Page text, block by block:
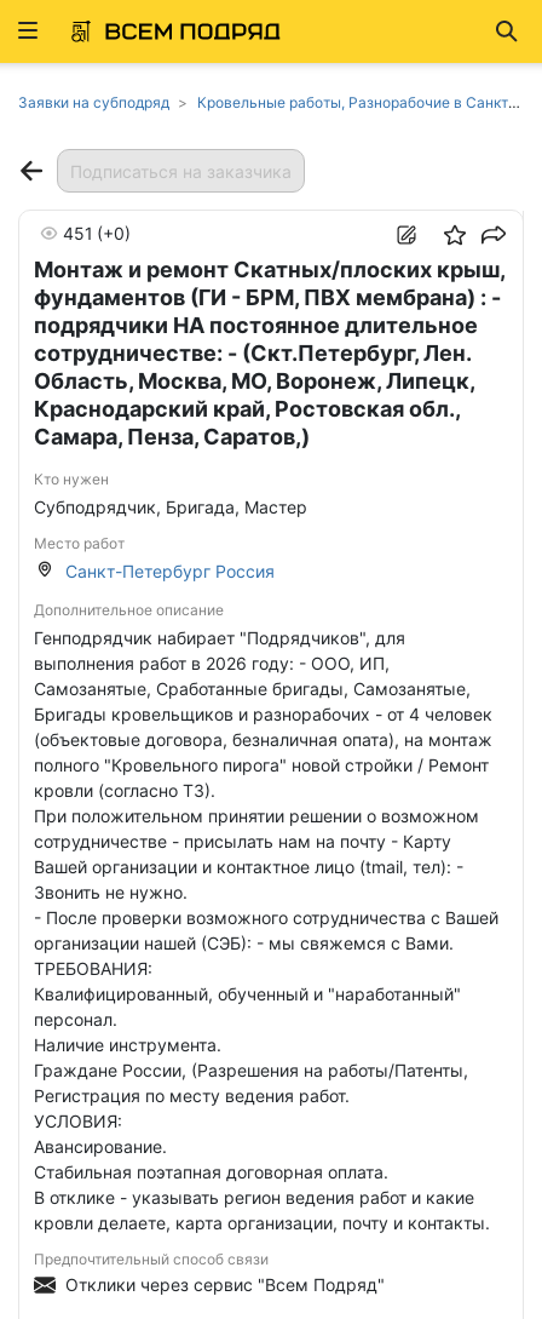
Развернуть
Заявки на субподряд Кровельные работы, Разнорабочие в Санкт-Петербурге
Подписаться на заказчика
Монтаж и ремонт Скатных/плоских крыш,
фундаментов (ГИ - БРМ, ПВХ мембрана) : -
подрядчики НА постоянное длительное
сотрудничестве: - (Скт.Петербург, Лен.
Область, Москва, МО, Воронеж, Липецк,
Краснодарский край, Ростовская обл.,
Самара, Пенза, Саратов,)
451 (+0)
Кто нужен
Субподрядчик, Бригада, Мастер
Место работ
Санкт-Петербург Россия
Дополнительное описание
Генподрядчик набирает "Подрядчиков", для
выполнения работ в 2026 году: - ООО, ИП,
Самозанятые, Сработанные бригады, Самозанятые,
Бригады кровельщиков и разнорабочих - от 4 человек
(объектовые договора, безналичная опата), на монтаж
полного "Кровельного пирога" новой стройки / Ремонт
кровли (согласно ТЗ).
При положительном принятии решении о возможном
сотрудничестве - присылать нам на почту - Карту
Вашей организации и контактное лицо (tmail, тел): -
Звонить не нужно.
- После проверки возможного сотрудничества с Вашей
организации нашей (СЭБ): - мы свяжемся с Вами.
ТРЕБОВАНИЯ:
Квалифицированный, обученный и "наработанный"
персонал.
Наличие инструмента.
Граждане России, (Разрешения на работы/Патенты,
Регистрация по месту ведения работ.
УСЛОВИЯ:
Авансирование.
Стабильная поэтапная договорная оплата.
В отклике - указывать регион ведения работ и какие
кровли делаете, карта организации, почту и контакты.
Предпочтительный способ связи
Отклики через сервис "Всем Подряд"